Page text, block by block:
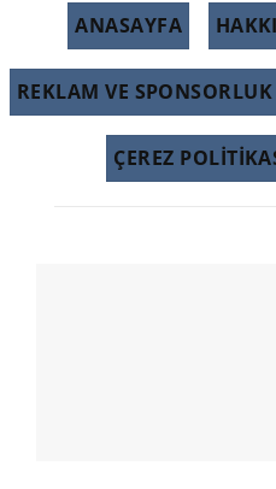
ANASAYFA
REKLAM VE SPONSORLUK
ÇEREZ